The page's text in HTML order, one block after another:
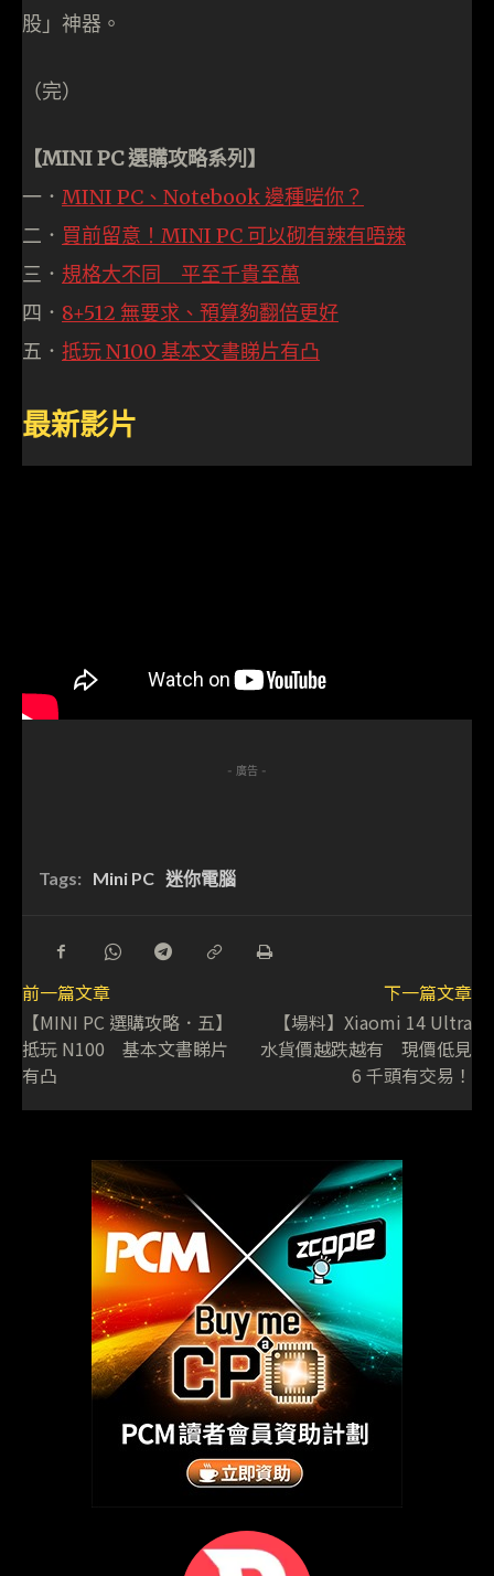
股」神器。
（完）
【MINI PC 選購攻略系列】
一． MINI PC、Notebook 邊種啱你？
二． 買前留意！MINI PC 可以砌有辣有唔辣
三． 規格大不同 平至千貴至萬
四． 8+512 無要求、預算夠翻倍更好
五． 抵玩 N100 基本文書睇片有凸
最新影片
- 廣告 -
Tags: Mini PC 迷你電腦
前一篇文章
【MINI PC 選購攻略．五】
抵玩 N100 基本文書睇片
有凸
下一篇文章
【場料】Xiaomi 14 Ultra
水貨價越跌越有 現價低見
6 千頭有交易！